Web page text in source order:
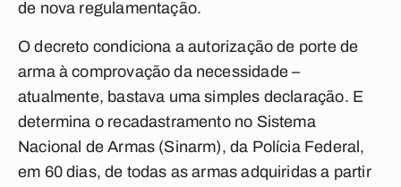
de nova regulamentação.
O decreto condiciona a autorização de porte de
arma à comprovação da necessidade –
atualmente, bastava uma simples declaração. E
determina o recadastramento no Sistema
Nacional de Armas (Sinarm), da Polícia Federal,
em 60 dias, de todas as armas adquiridas a partir